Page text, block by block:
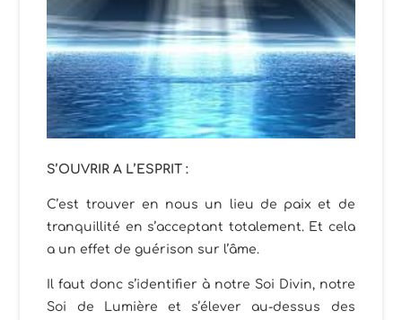
S’OUVRIR A L’ESPRIT :
C’est trouver en nous un lieu de paix et de
tranquillité en s’acceptant totalement. Et cela
a un effet de guérison sur l’âme.
Il faut donc s’identifier à notre Soi Divin, notre
Soi de Lumière et s’élever au-dessus des